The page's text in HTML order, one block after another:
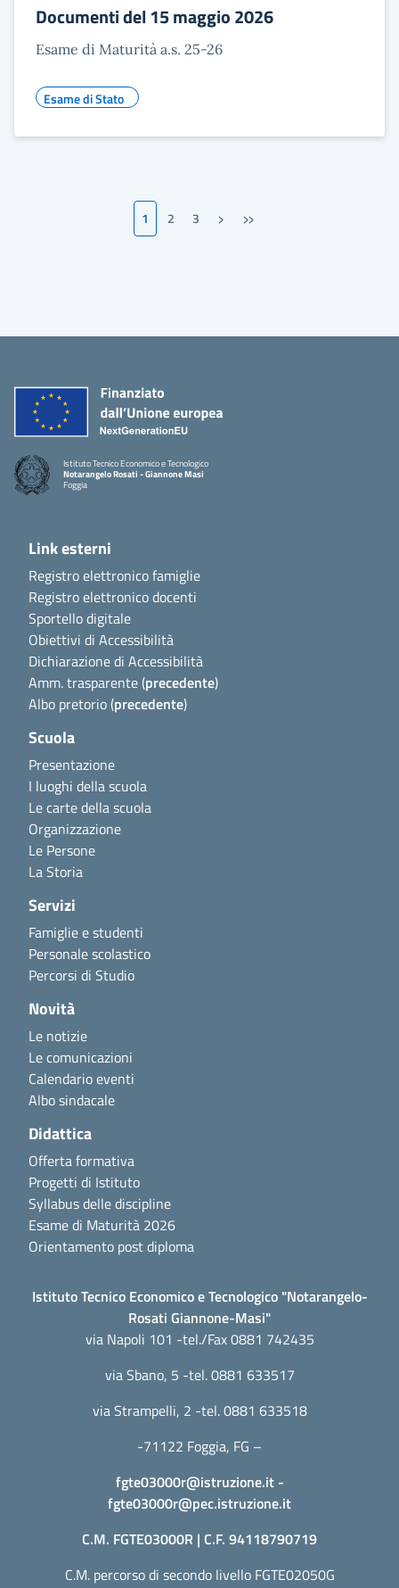
Documenti del 15 maggio 2026
Esame di Maturità a.s. 25-26
Esame di Stato
1 2 3 Pagina successiva
› Ultima pagina
»
Istituto Tecnico Economico e Tecnologico
Notarangelo Rosati - Giannone Masi
Foggia
Link esterni
Registro elettronico famiglie
Registro elettronico docenti
Sportello digitale
Obiettivi di Accessibilità
Dichiarazione di Accessibilità
Amm. trasparente (precedente)
Albo pretorio (precedente)
Scuola
Presentazione
I luoghi della scuola
Le carte della scuola
Organizzazione
Le Persone
La Storia
Servizi
Famiglie e studenti
Personale scolastico
Percorsi di Studio
Novità
Le notizie
Le comunicazioni
Calendario eventi
Albo sindacale
Didattica
Offerta formativa
Progetti di Istituto
Syllabus delle discipline
Esame di Maturità 2026
Orientamento post diploma
Istituto Tecnico Economico e Tecnologico "Notarangelo-
Rosati Giannone-Masi"
via Napoli 101 -tel./Fax 0881 742435
via Sbano, 5 -tel. 0881 633517
via Strampelli, 2 -tel. 0881 633518
-71122 Foggia, FG –
fgte03000r@istruzione.it-
fgte03000r@pec.istruzione.it
C.M. FGTE03000R | C.F. 94118790719
C.M. percorso di secondo livello FGTE02050G